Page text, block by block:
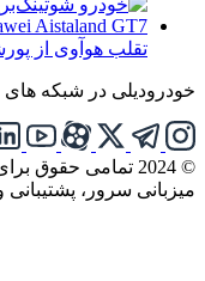
تقلب هوآوی از
خودرودیلی در شبکه های
© 2024 تمامی حقوق برای وب سایت خودرودیلی محفوظ است.
میزبانی سرور،